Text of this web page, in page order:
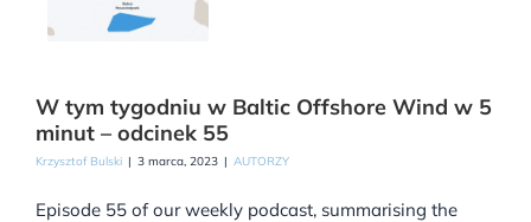
W tym tygodniu w Baltic Offshore Wind w 5
minut – odcinek 55
Krzysztof Bulski | 3 marca, 2023 | AUTORZY
Episode 55 of our weekly podcast, summarising the